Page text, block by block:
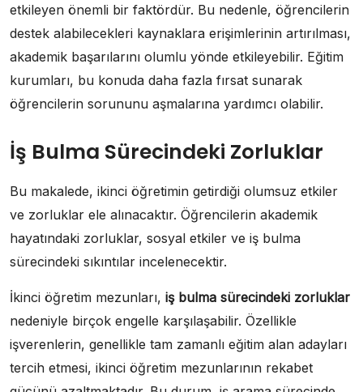
etkileyen önemli bir faktördür. Bu nedenle, öğrencilerin
destek alabilecekleri kaynaklara erişimlerinin artırılması,
akademik başarılarını olumlu yönde etkileyebilir. Eğitim
kurumları, bu konuda daha fazla fırsat sunarak
öğrencilerin sorununu aşmalarına yardımcı olabilir.
İş Bulma Sürecindeki Zorluklar
Bu makalede, ikinci öğretimin getirdiği olumsuz etkiler
ve zorluklar ele alınacaktır. Öğrencilerin akademik
hayatındaki zorluklar, sosyal etkiler ve iş bulma
sürecindeki sıkıntılar incelenecektir.
İkinci öğretim mezunları, iş bulma sürecindeki zorluklar
nedeniyle birçok engelle karşılaşabilir. Özellikle
işverenlerin, genellikle tam zamanlı eğitim alan adayları
tercih etmesi, ikinci öğretim mezunlarının rekabet